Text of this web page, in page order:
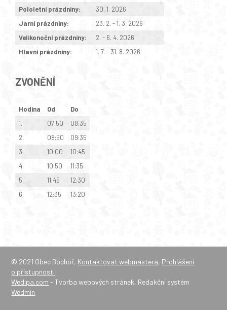
Pololetní prázdniny:
30. 1. 2026
Jarní prázdniny:
23. 2. - 1. 3. 2026
Velikonoční prázdniny:
2. - 6. 4. 2026
Hlavní prázdniny:
1. 7. - 31. 8. 2026
ZVONĚNÍ
Hodina Od
Do
1.
07:50
08:35
2.
08:50
09:35
3.
10:00
10:45
4.
10:50
11:35
5.
11:45
12:30
6.
12:35 13:20
© 2021 Obec Bochoř, Kontaktovat webmastera, Prohlášení
o přístupnosti
Wedipa.com - Tvorba webových stránek, Redakční systém
Wedmin